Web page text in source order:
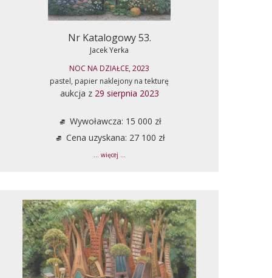
Nr Katalogowy 53.
Jacek Yerka
NOC NA DZIAŁCE, 2023
pastel, papier naklejony na tekturę
aukcja z 29 sierpnia 2023
Wywoławcza: 15 000 zł
Cena uzyskana: 27 100 zł
... więcej ...